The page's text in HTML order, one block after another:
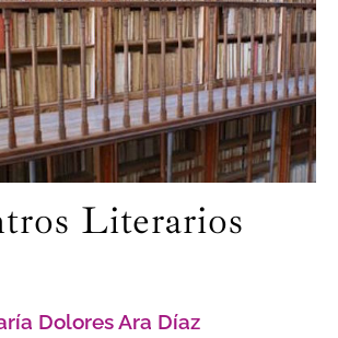
Literarios
Dolores Ara Díaz